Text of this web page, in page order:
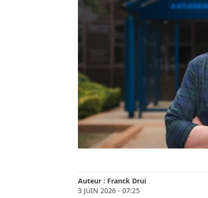
Auteur : Franck Drui
3 JUIN 2026 - 07:25